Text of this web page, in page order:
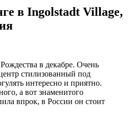
в Ingolstadt Village,
в декабре. Очень
стилизованный под
интересно и приятно.
а вот знаменитого
впрок, в России он стоит